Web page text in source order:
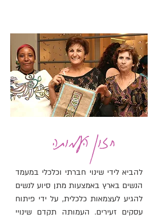
להביא לידי שינוי חברתי וכלכלי במעמד
הנשים בארץ באמצעות מתן סיוע לנשים
להגיע לעצמאות כלכלית, על ידי פיתוח
עסקים זעירים. העמותה תקדם שינויי
חזון העמותה